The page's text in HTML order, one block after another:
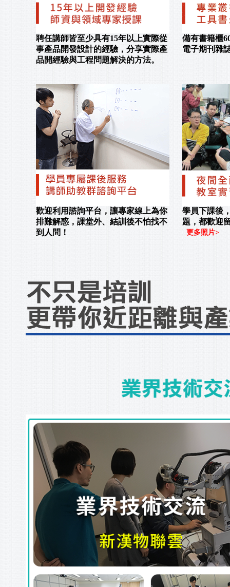
聘任講師皆至少具有15年以上實際從
事產品開發設計的經驗，分享實際產
品開經驗與工程問題解決的方法。
備有書籍櫃
電子期刊雜
歡迎利用諮詢平台，讓專家線上為你
排難解惑，課堂外、結訓後不怕找不
到人問！
學員下課後
題，都歡迎
更多照片>